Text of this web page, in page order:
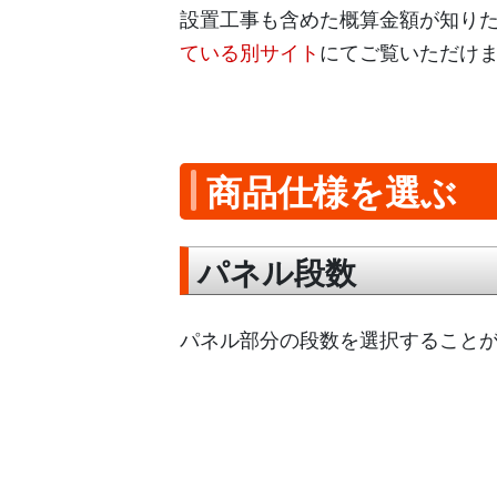
設置工事も含めた概算金額が知り
ている別サイトにてご覧いただけ
商品仕様を選ぶ
パネル段数
パネル部分の段数を選択すること